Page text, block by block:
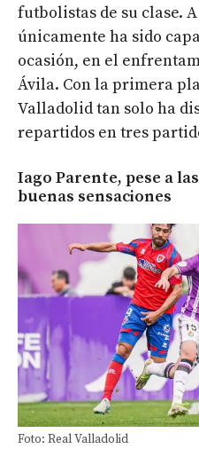
futbolistas de su clase.
únicamente ha sido
ocasión, en el
Ávila. Con la primera
Valladolid tan solo ha
repartidos en tres
Iago Parente, pese a
buenas sensaciones
Foto: Real Valladolid